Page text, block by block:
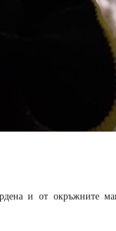
и от окръжните